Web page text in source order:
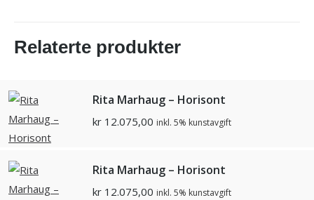
Relaterte produkter
Rita Marhaug – Horisont
kr 12.075,00 inkl. 5% kunstavgift
Rita Marhaug – Horisont
kr 12.075,00 inkl. 5% kunstavgift